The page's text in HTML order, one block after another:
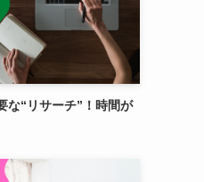
な“リサーチ”！時間が